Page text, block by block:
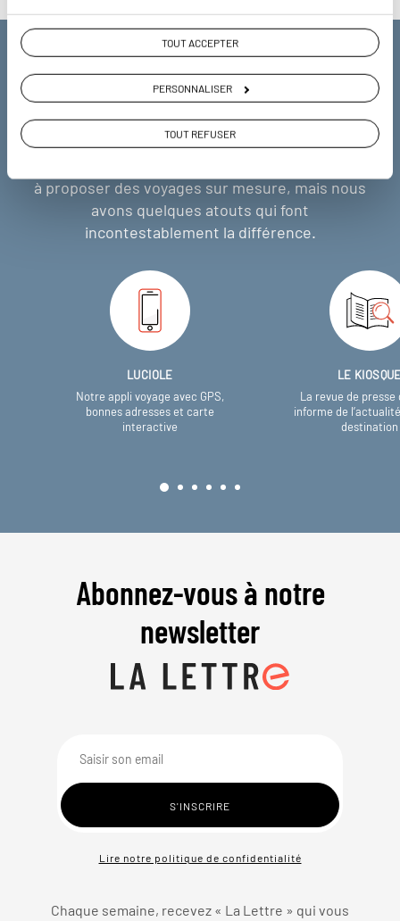
TOUT ACCEPTER
PERSONNALISER
TOUT REFUSER
Pourquoi voyager avec
nous
à proposer des voyages sur mesure, mais nous
avons quelques atouts qui font
incontestablement la différence.
LUCIOLE
Notre appli voyage avec GPS,
bonnes adresses et carte
interactive
LE
La revue de presse
informe de
destination
Abonnez-vous à notre
newsletter
Lire notre politique de confidentialité
Chaque semaine, recevez « La Lettre » qui vous